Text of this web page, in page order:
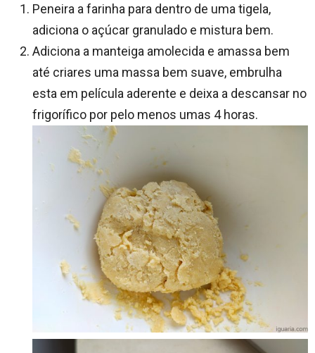
Peneira a farinha para dentro de uma tigela,
adiciona o açúcar granulado e mistura bem.
Adiciona a manteiga amolecida e amassa bem
até criares uma massa bem suave, embrulha
esta em película aderente e deixa a descansar no
frigorífico por pelo menos umas 4 horas.